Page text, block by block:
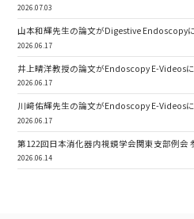
2026.07.03
山本和輝先生の論文がDigestive Endoscopy
2026.06.17
井上晴洋教授の論文がEndoscopy E-Videos
2026.06.17
川﨑佑輝先生の論文がEndoscopy E-Videos
2026.06.17
第122回日本消化器内視鏡学会関東支部例会
2026.06.14